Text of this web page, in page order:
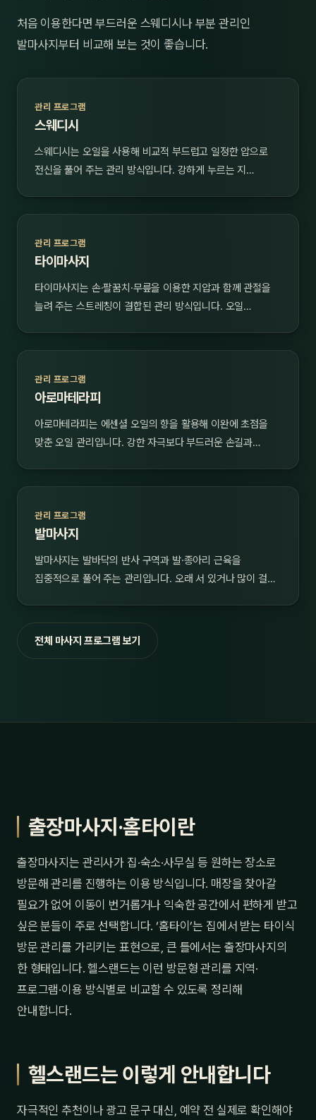
처음 이용한다면 부드러운 스웨디시나 부분 관리인
발마사지부터 비교해 보는 것이 좋습니다.
관리 프로그램
스웨디시
스웨디시는 오일을 사용해 비교적 부드럽고 일정한 압으로
전신을 풀어 주는 관리 방식입니다. 강하게 누르는 지…
관리 프로그램
타이마사지
타이마사지는 손·팔꿈치·무릎을 이용한 지압과 함께 관절을
늘려 주는 스트레칭이 결합된 관리 방식입니다. 오일…
관리 프로그램
아로마테라피
아로마테라피는 에센셜 오일의 향을 활용해 이완에 초점을
맞춘 오일 관리입니다. 강한 자극보다 부드러운 손길과…
관리 프로그램
발마사지
발마사지는 발바닥의 반사 구역과 발·종아리 근육을
집중적으로 풀어 주는 관리입니다. 오래 서 있거나 많이 걸…
전체 마사지 프로그램 보기
출장마사지·홈타이란
출장마사지는 관리사가 집·숙소·사무실 등 원하는 장소로
방문해 관리를 진행하는 이용 방식입니다. 매장을 찾아갈
필요가 없어 이동이 번거롭거나 익숙한 공간에서 편하게 받고
싶은 분들이 주로 선택합니다. ‘홈타이’는 집에서 받는 타이식
방문 관리를 가리키는 표현으로, 큰 틀에서는 출장마사지의
한 형태입니다. 헬스랜드는 이런 방문형 관리를 지역·
프로그램·이용 방식별로 비교할 수 있도록 정리해
안내합니다.
헬스랜드는 이렇게 안내합니다
자극적인 추천이나 광고 문구 대신, 예약 전 실제로 확인해야